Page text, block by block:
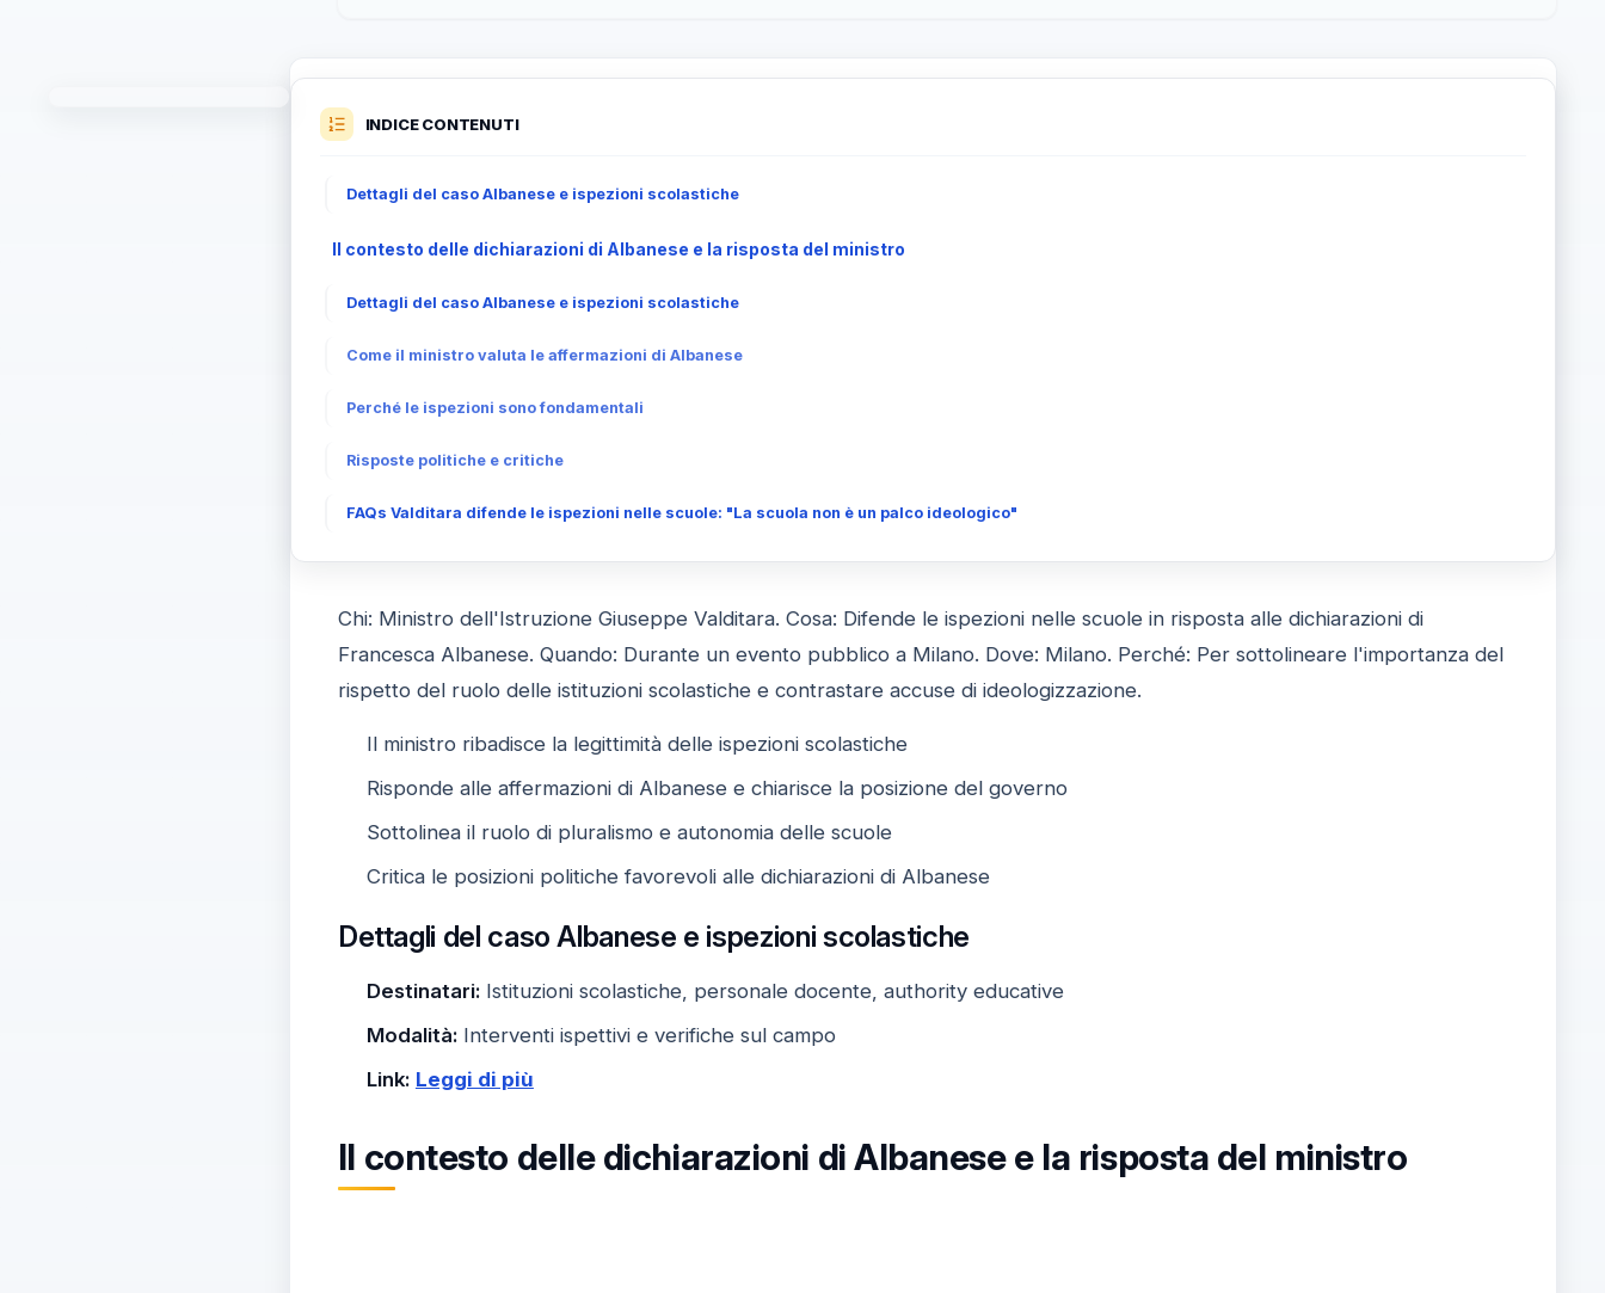
INDICE CONTENUTI
Dettagli del caso Albanese e ispezioni scolastiche
Il contesto delle dichiarazioni di Albanese e la risposta del ministro
Dettagli del caso Albanese e ispezioni scolastiche
Come il ministro valuta le affermazioni di Albanese
Perché le ispezioni sono fondamentali
Risposte politiche e critiche
FAQs Valditara difende le ispezioni nelle scuole: "La scuola non è un palco ideologico"
Chi: Ministro dell'Istruzione Giuseppe Valditara. Cosa: Difende le ispezioni nelle scuole in risposta alle dichiarazioni di
Francesca Albanese. Quando: Durante un evento pubblico a Milano. Dove: Milano. Perché: Per sottolineare l'importanza del
rispetto del ruolo delle istituzioni scolastiche e contrastare accuse di ideologizzazione.
Il ministro ribadisce la legittimità delle ispezioni scolastiche
Risponde alle affermazioni di Albanese e chiarisce la posizione del governo
Sottolinea il ruolo di pluralismo e autonomia delle scuole
Critica le posizioni politiche favorevoli alle dichiarazioni di Albanese
Dettagli del caso Albanese e ispezioni scolastiche
Destinatari:Istituzioni scolastiche, personale docente, authority educative
Modalità:Interventi ispettivi e verifiche sul campo
Link: Leggi di più
Il contesto delle dichiarazioni di Albanese e la risposta del ministro